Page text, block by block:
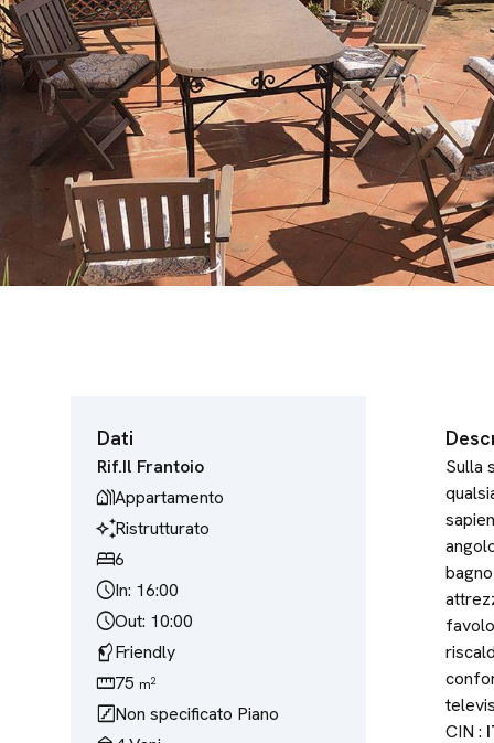
Dati
Rif.Il Frantoio
holiday_villageAppartamento
temp_preferences_customRistrutturato
bed6
scheduleIn: 16:00
scheduleOut: 10:00
sound_detection_dog_barkingFriendly
straighten75 m2
stairsNon specificato Piano
Sulla
CIN :